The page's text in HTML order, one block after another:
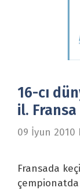
16-cı
il.
09 İyun 2010
Fransada